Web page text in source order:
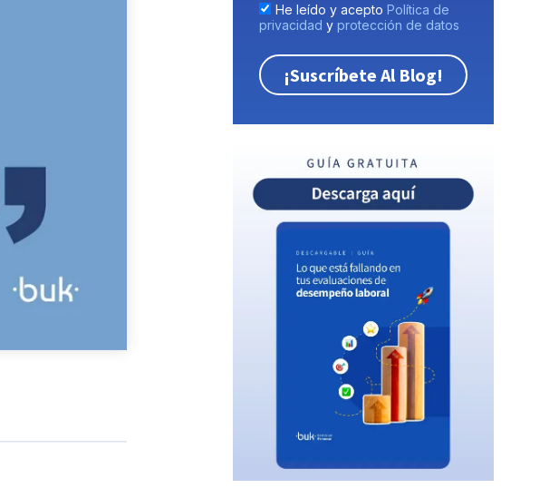
He leído y acepto Política de
privacidad y protección de datos